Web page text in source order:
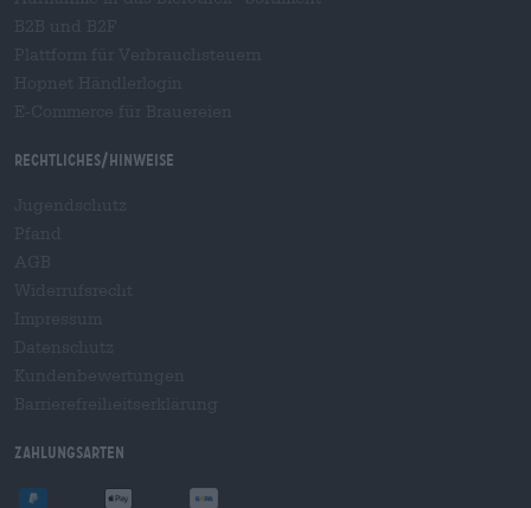
Rechtliches/Hinweise
Zahlungsarten